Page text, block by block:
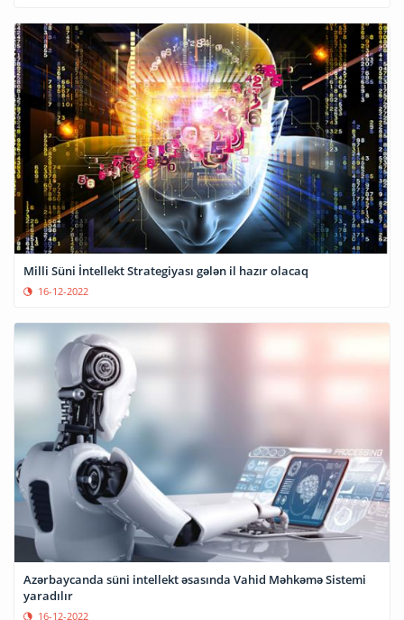
Milli Süni İntellekt Strategiyası gələn il hazır olacaq
16-12-2022
Azərbaycanda süni intellekt əsasında Vahid Məhkəmə Sistemi
yaradılır
16-12-2022